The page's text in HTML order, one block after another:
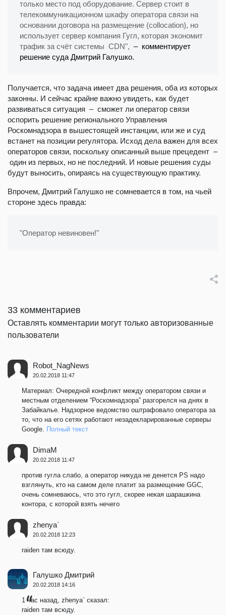
только место под оборудование. Сервер стоит в
телекоммуникационном шкафу оператора связи на
основании договора на размещение (collocation), но
использует сервер компания Гугл, которая экономит
трафик за счёт системы CDN", – комментирует
решение суда Дмитрий Галушко.
Получается, что задача имеет два решения, оба из которых
законны. И сейчас крайне важно увидеть, как будет
развиваться ситуация – сможет ли оператор связи
оспорить решение регионального Управления
Роскомнадзора в вышестоящей инстанции, или же и суд
встанет на позиции регулятора. Исход дела важен для всех
операторов связи, поскольку описанный выше прецедент –
один из первых, но не последний. И новые решения суды
будут выносить, опираясь на существующую практику.
Впрочем, Дмитрий Галушко не сомневается в том, на чьей
стороне здесь правда:
"Оператор невиновен!"
33 комментариев
Оставлять комментарии могут только авторизованные
пользователи
Robot_NagNews
20.02.2018 11:47
Материал: Очередной конфликт между оператором связи и
местным отделением “Роскомнадзора” разгорелся на днях в
Забайкалье. Надзорное ведомство оштрафовало оператора за
то, что на его сетях работают незадекларированные серверы
Google. Полный текст
DimaM
20.02.2018 11:47
против гугла слабо, а оператор никуда не денется PS надо
взглянуть, кто на самом деле платит за размещение GGC,
очень сомневаюсь, что это гугл, скорее некая шарашкина
контора, с которой взять нечего
zhenya`
20.02.2018 12:23
raiden там всюду.
Галушко Дмитрий
20.02.2018 14:16
1 час назад, zhenya` сказал:
raiden там всюду.